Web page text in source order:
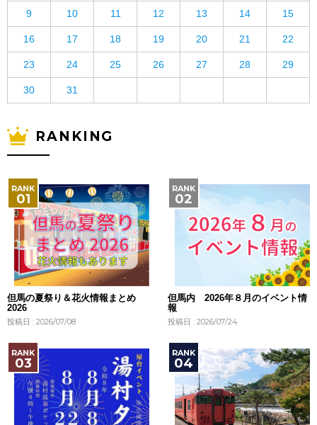
9 10 11 12 13 14 15
16 17 18 19 20 21 22
23 24 25 26 27 28 29
30 31
RANKING
但馬の夏祭り＆花火情報まとめ
2026
投稿日 : 2026/07/08
但馬内 2026年８月のイベント情
報
投稿日 : 2026/07/24